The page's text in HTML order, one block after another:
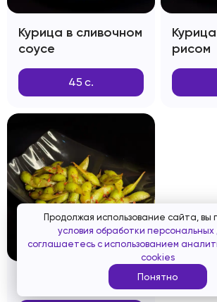
Курица в сливочном
соусе
45 с.
рисом
Продолжая использование сайта, вы
условия обработки
соглашаетесь с использованием
cookies
Понятно